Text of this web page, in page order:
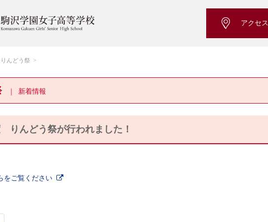
アクセス
りんどう祭
新着情報
りんどう祭が行われました！
をご覧ください